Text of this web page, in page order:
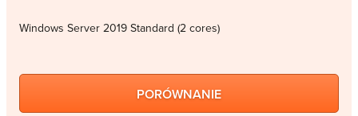
Windows Server 2019 Standard (2 cores)
PORÓWNANIE